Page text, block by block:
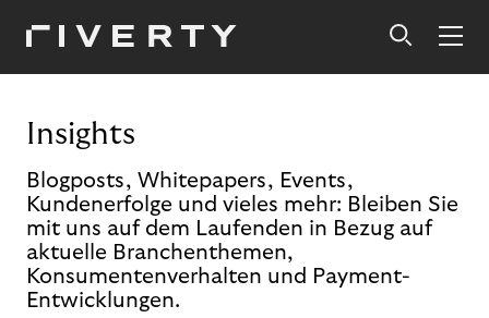
Insights
Blogposts, Whitepapers, Events,
Kundenerfolge und vieles mehr: Bleiben Sie
mit uns auf dem Laufenden in Bezug auf
aktuelle Branchenthemen,
Konsumentenverhalten und Payment-
Entwicklungen.